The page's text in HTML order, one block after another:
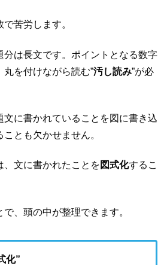
苦労します。
分は長文です。ポイントとなる数字
を付けながら読む”汚し読み”が必
文に書かれていることを図に書き込
とも欠かせません。
、文に書かれたことを 図式化するこ
、頭の中が整理できます。
化”